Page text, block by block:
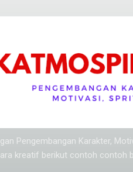
Langsung ke konten utama
Pengembangan Karakter,
kreatif berikut contoh contoh